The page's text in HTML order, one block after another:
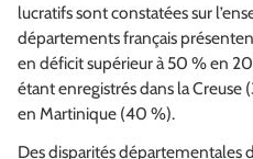
lucratifs sont constatées sur
départements français
en déficit supérieur à 50 % en
étant enregistrés dans la Creuse
en Martinique (40 %).
Des disparités départementales